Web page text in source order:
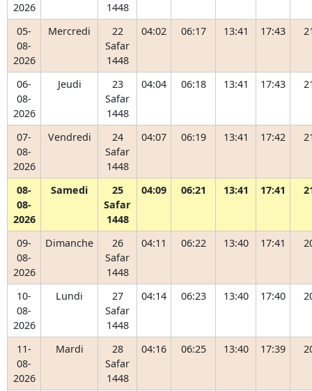
2026
1448
05-
08-
2026
Mercredi
22
Safar
1448
04:02 06:17 13:41 17:43
06-
08-
2026
Jeudi
23
Safar
1448
04:04 06:18 13:41 17:43
07-
08-
2026
Vendredi
24
Safar
1448
04:07 06:19 13:41 17:42
08-
08-
2026
Samedi
25
Safar
1448
04:09 06:21 13:41 17:41
09-
08-
2026
Dimanche
26
Safar
1448
04:11 06:22 13:40 17:41
10-
08-
2026
Lundi
27
Safar
1448
04:14 06:23 13:40 17:40
11-
08-
2026
Mardi
28
Safar
1448
04:16 06:25 13:40 17:39